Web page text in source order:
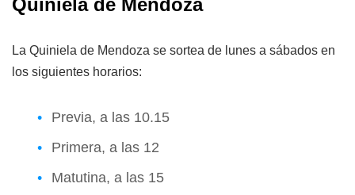
Quiniela de Mendoza
La Quiniela de Mendoza se sortea de lunes a sábados en
los siguientes horarios:
Previa, a las 10.15
Primera, a las 12
Matutina, a las 15